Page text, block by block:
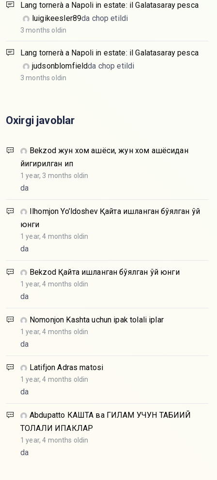
Lang tornerà a Napoli in estate: il Galatasaray pesca
luigikeesler89da chop etildi
3 months oldin
Lang tornerà a Napoli in estate: il Galatasaray pesca
judsonblomfieldda chop etildi
3 months oldin
Oxirgi javoblar
Bekzod жун хом ашёси, жун хом ашёсидан
йигирилган ип
1 year, 3 months oldin
da
Ilhomjon Yo’ldoshev Қайта ишланган бўялган қўй
юнги
1 year, 4 months oldin
da
Bekzod Қайта ишланган бўялган қўй юнги
1 year, 4 months oldin
da
Nomonjon Kashta uchun ipak tolali iplar
1 year, 4 months oldin
da
Latifjon Adras matosi
1 year, 4 months oldin
da
Abdupatto КАШТА ва ГИЛАМ УЧУН ТАБИИЙ
ТОЛАЛИ ИПАКЛАР
1 year, 4 months oldin
da